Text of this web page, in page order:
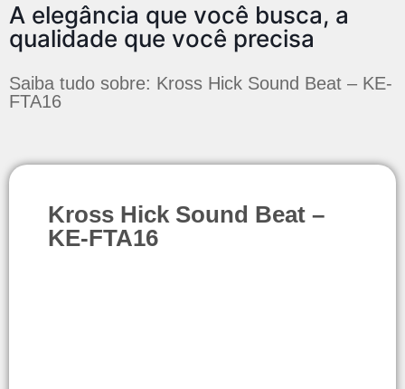
A elegância que você busca, a
qualidade que você precisa
Saiba tudo sobre: Kross Hick Sound Beat – KE-
FTA16
Kross Hick Sound Beat –
KE-FTA16